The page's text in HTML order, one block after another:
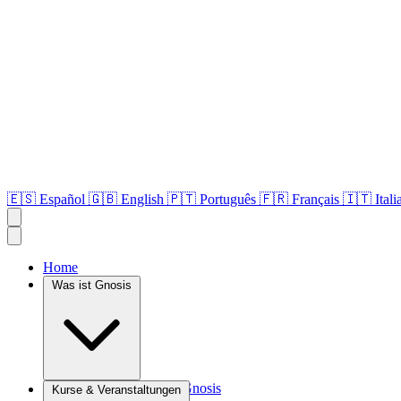
🇪🇸 Español 🇬🇧 English 🇵🇹 Português 🇫🇷 Français 🇮🇹
Home
Was ist Gnosis
Einführung in die Gnosis
Kurse & Veranstaltungen